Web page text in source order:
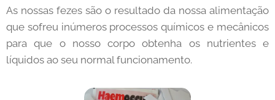
As nossas fezes são o resultado da nossa alimentação
que sofreu inúmeros processos químicos e mecânicos
para que o nosso corpo obtenha os nutrientes e
líquidos ao seu normal funcionamento.